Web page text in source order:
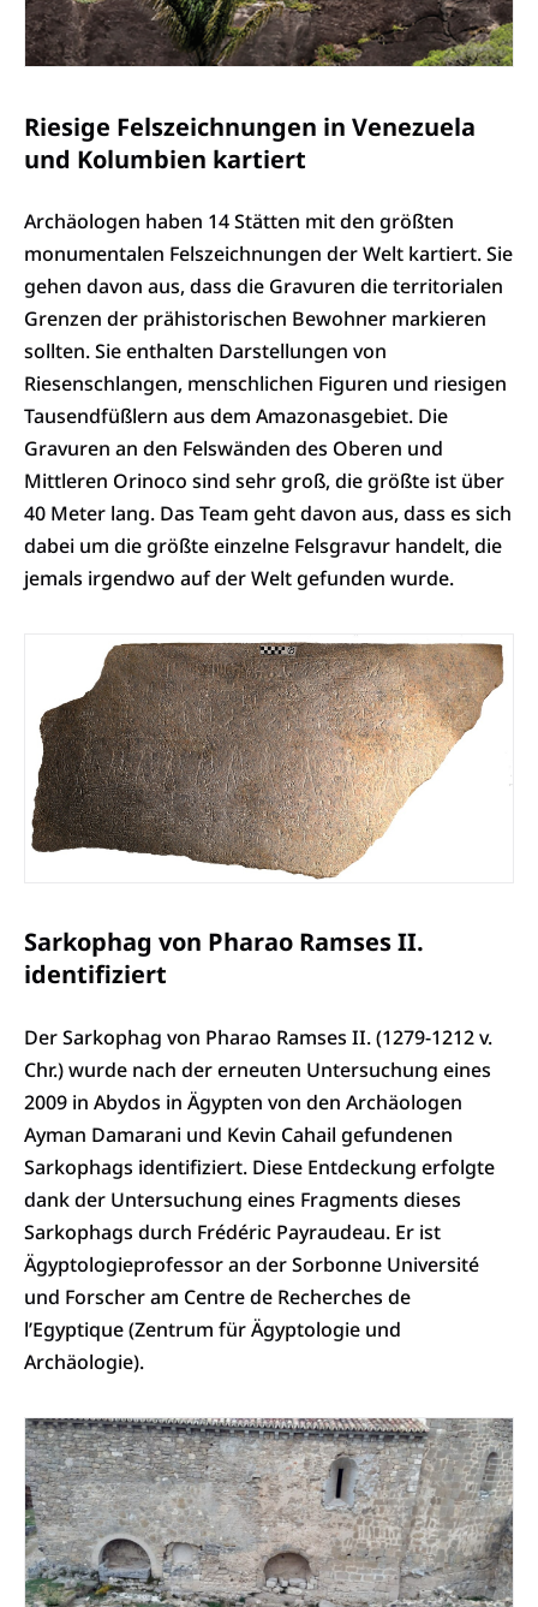
Riesige Felszeichnungen in Venezuela
und Kolumbien kartiert
Archäologen haben 14 Stätten mit den größten
monumentalen Felszeichnungen der Welt kartiert. Sie
gehen davon aus, dass die Gravuren die territorialen
Grenzen der prähistorischen Bewohner markieren
sollten. Sie enthalten Darstellungen von
Riesenschlangen, menschlichen Figuren und riesigen
Tausendfüßlern aus dem Amazonasgebiet. Die
Gravuren an den Felswänden des Oberen und
Mittleren Orinoco sind sehr groß, die größte ist über
40 Meter lang. Das Team geht davon aus, dass es sich
dabei um die größte einzelne Felsgravur handelt, die
jemals irgendwo auf der Welt gefunden wurde.
Sarkophag von Pharao Ramses II.
identifiziert
Der Sarkophag von Pharao Ramses II. (1279-1212 v.
Chr.) wurde nach der erneuten Untersuchung eines
2009 in Abydos in Ägypten von den Archäologen
Ayman Damarani und Kevin Cahail gefundenen
Sarkophags identifiziert. Diese Entdeckung erfolgte
dank der Untersuchung eines Fragments dieses
Sarkophags durch Frédéric Payraudeau. Er ist
Ägyptologieprofessor an der Sorbonne Université
und Forscher am Centre de Recherches de
l’Egyptique (Zentrum für Ägyptologie und
Archäologie).